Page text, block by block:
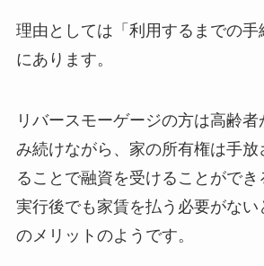
理由としては「利用するまでの手
にあります。
リバースモーゲージの方は高齢
み続けながら、家の所有権は手放
ることで融資を受けることがで
実行後でも家賃を払う必要がない
のメリットのようです。